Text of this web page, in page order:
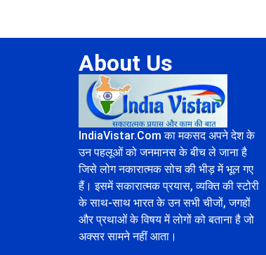
About Us
IndiaVistar.Com का मकसद अपने देश के
उन पहलूओं को जनमानस के बीच ले जाना है
जिसे लोग नकारात्मक सोच की भीड़ में भूल गए
हैं। इसमें सकारात्मक प्रयास, व्यक्ति की स्टोरी
के साथ-साथ भारत के उन सभी चीजों, जगहों
और प्रथाओं के विषय में लोगों को बताना है जो
अक्सर सामने नहीं आता।